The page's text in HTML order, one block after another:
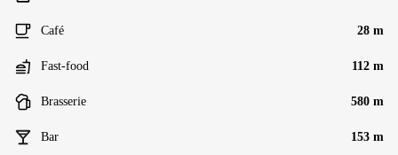
Café 28 m
Fast-food 112 m
Brasserie 580 m
Bar 153 m